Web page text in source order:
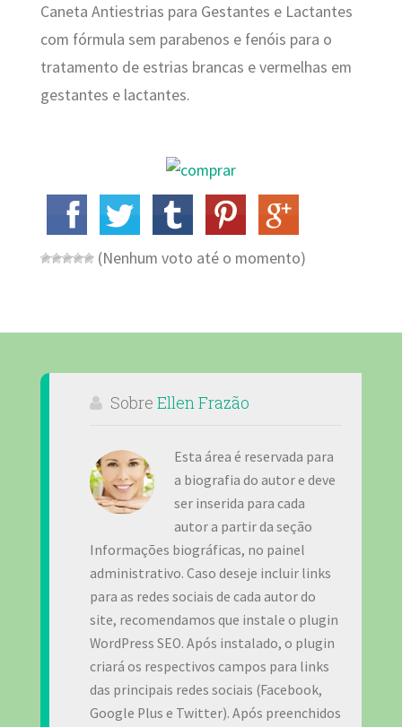
Caneta Antiestrias para Gestantes e Lactantes
com fórmula sem parabenos e fenóis para o
tratamento de estrias brancas e vermelhas em
gestantes e lactantes.
(Nenhum voto até o momento)
Sobre Ellen Frazão
Esta área é reservada para
a biografia do autor e deve
ser inserida para cada
autor a partir da seção
Informações biográficas, no painel
administrativo. Caso deseje incluir links
para as redes sociais de cada autor do
site, recomendamos que instale o plugin
WordPress SEO. Após instalado, o plugin
criará os respectivos campos para links
das principais redes sociais (Facebook,
Google Plus e Twitter). Após preenchidos